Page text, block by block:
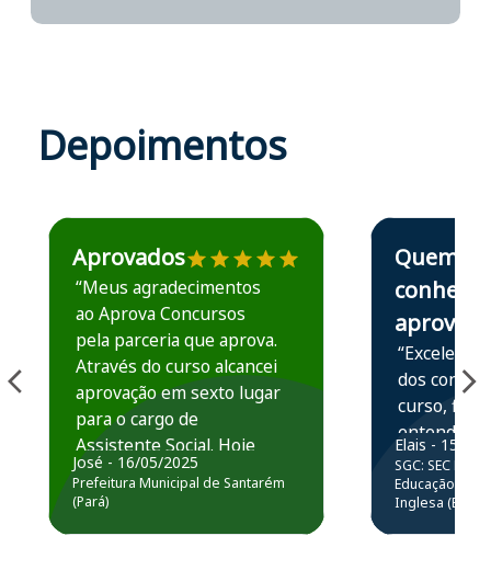
Depoimentos
Estudante José recomenda o Aprova Concursos em
Aprovados
“Meus agradecimentos
ao Aprova Concursos
pela parceria que aprova.
Através do curso alcancei
aprovação em sexto lugar
para o cargo de
Assistente Social. Hoje
estou atuando na
Prefeitura de Santarém.
José - 16/05/2025
Prefeitura Municipal de Santarém
(Pará)
Estudante Elais
Quem
conhece,
aprova
“Excelente
dos
curso,
entender e
prática
resolução
questões.”
Elais - 15/07/
SGC: SEC BA
Educação
Inglesa (Edital